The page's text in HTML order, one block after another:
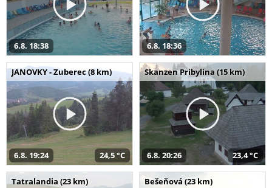
6.8. 18:38 6.8. 18:36
JANOVKY - Zuberec (8 km)
6.8. 19:24 24,5 °C
Skanzen Pribylina (15 km)
6.8. 20:26 23,4 °C
Tatralandia (23 km) Bešeňová (23 km)